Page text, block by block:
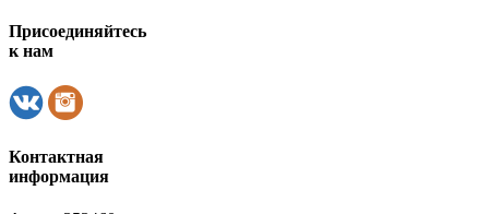
Присоединяйтесь
к нам
Контактная
информация